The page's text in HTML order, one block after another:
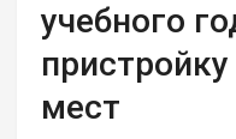
учебного
мест